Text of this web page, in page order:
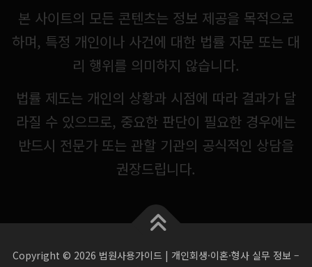
본 사이트의 모든 콘텐츠는 정보 제공을 목적으로
하며, 특정 개인이나 사건에 대한 법률 자문 또는 대
리 행위를 의미하지 않습니다.
법률 제도는 개인의 상황과 시점에 따라 결과가 달
라질 수 있으므로, 중요한 판단이 필요한 경우에는
반드시 전문가 또는 관할 기관의 공식적인 상담을
권장드립니다.
Copyright © 2026 법원사용가이드 | 개인회생·이혼·형사 실무 정보 –